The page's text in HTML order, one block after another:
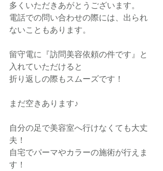
多くいただきあがとうございます。
電話での問い合わせの際には、出られ
ないこともあります。
留守電に『訪問美容依頼の件です』と
入れていただけると
折り返しの際もスムーズです！
まだ空きあります♪
自分の足で美容室へ行けなくても大丈
夫！
自宅でパーマやカラーの施術が行えま
す！